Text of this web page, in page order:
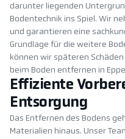
darunter liegenden
Bodentechnik ins Spiel. Wir
und garantieren eine
Grundlage für die weitere
können wir späteren
beim Boden entfernen in
Effiziente
Entsorgung
Das Entfernen des Bodens
Materialien hinaus. Unser